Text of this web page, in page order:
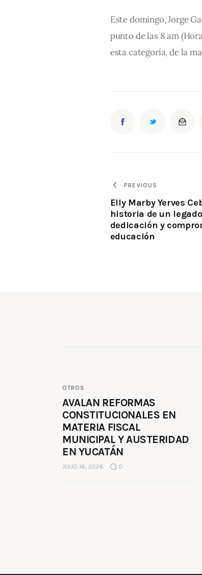
Este domingo, Jorge
punto de las 8 am
esta categoría, de la
PREVIOUS
Elly Marby Yerves
historia de un
dedicación y
educación
OTROS
AVALAN REFORMAS
CONSTITUCIONALES EN
MATERIA FISCAL
MUNICIPAL Y AUSTERIDAD
EN YUCATÁN
JULIO 16, 2026 0